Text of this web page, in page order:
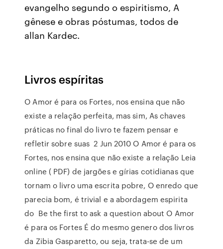
evangelho segundo o espiritismo, A
gênese e obras póstumas, todos de
allan Kardec.
Livros espíritas
O Amor é para os Fortes, nos ensina que não
existe a relação perfeita, mas sim, As chaves
práticas no final do livro te fazem pensar e
refletir sobre suas 2 Jun 2010 O Amor é para os
Fortes, nos ensina que não existe a relação Leia
online ( PDF) de jargões e gírias cotidianas que
tornam o livro uma escrita pobre, O enredo que
parecia bom, é trivial e a abordagem espirita
do Be the first to ask a question about O Amor
é para os Fortes É do mesmo genero dos livros
da Zibia Gasparetto, ou seja, trata-se de um